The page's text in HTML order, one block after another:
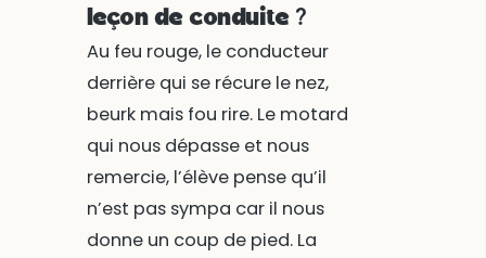
leçon de conduite ?
Au feu rouge, le conducteur
derrière qui se récure le nez,
beurk mais fou rire. Le motard
qui nous dépasse et nous
remercie, l’élève pense qu’il
n’est pas sympa car il nous
donne un coup de pied. La